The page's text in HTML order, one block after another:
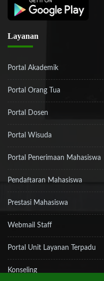
Layanan
Portal Akademik
Portal Orang Tua
Portal Dosen
Portal Wisuda
Portal Penerimaan Mahasiswa
Pendaftaran Mahasiswa
Prestasi Mahasiswa
Webmail Staff
Portal Unit Layanan Terpadu
Konseling